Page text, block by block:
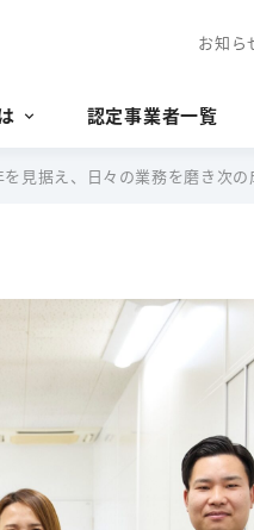
お知ら
認定事業者一覧
見据え、日々の業務を磨き次